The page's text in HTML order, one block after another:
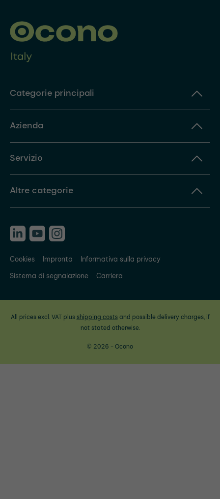
Categorie principali
Azienda
Servizio
Altre categorie
Cookies Impronta
Informativa sulla privacy
Sistema di segnalazione
Carriera
All prices excl. VAT plus shipping costsand possible delivery charges, if
not stated otherwise.
© 2026 - Ocono